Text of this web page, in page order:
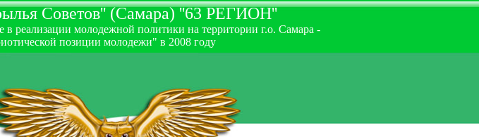
Советов'' (Самара) ''63 РЕГИОН''
реализации молодежной политики на территории г.о. Самара -
позиции молодежи" в 2008 году